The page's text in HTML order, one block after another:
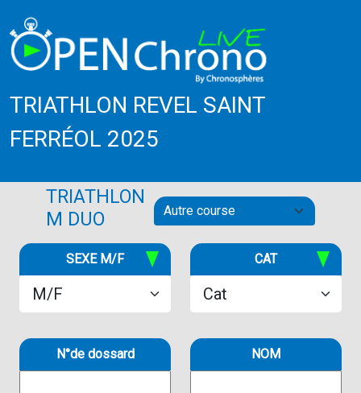
TRIATHLON REVEL SAINT
FERRÉOL 2025
TRIATHLON
M DUO
SEXE M/F CAT
N°de dossard NOM